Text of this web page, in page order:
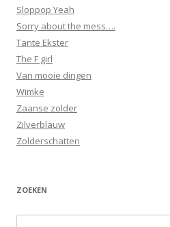
Sloppop Yeah
Sorry about the mess….
Tante Ekster
The F girl
Van mooie dingen
Wimke
Zaanse zolder
Zilverblauw
Zolderschatten
ZOEKEN